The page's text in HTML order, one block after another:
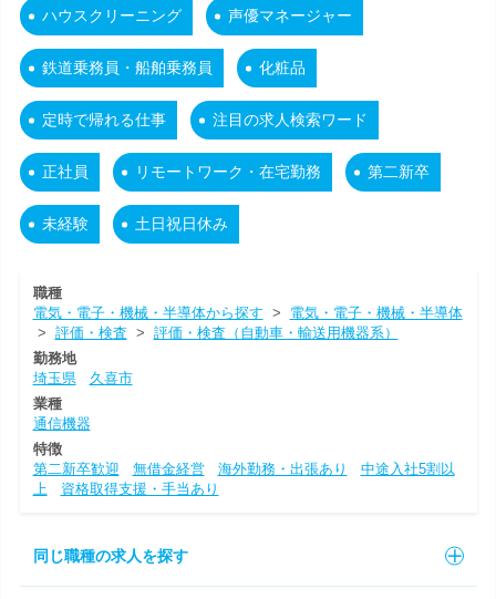
ハウスクリーニング 声優マネージャー
鉄道乗務員・船舶乗務員 化粧品
定時で帰れる仕事 注目の求人検索ワード
正社員 リモートワーク・在宅勤務 第二新卒
未経験 土日祝日休み
職種
電気・電子・機械・半導体から探す > 電気・電子・機械・半導体
> 評価・検査 > 評価・検査（自動車・輸送用機器系）
勤務地
埼玉県
久喜市
業種
通信機器
特徴
第二新卒歓迎
無借金経営 海外勤務・出張あり
中途入社5割以
上
資格取得支援・手当あり
同じ職種の求人を探す